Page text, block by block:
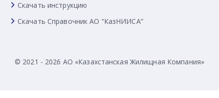
Скачать инструкцию
Скачать Справочник АО “КазНИИСА”
© 2021 - 2026 АО «Казахстанская Жилищная Компания»